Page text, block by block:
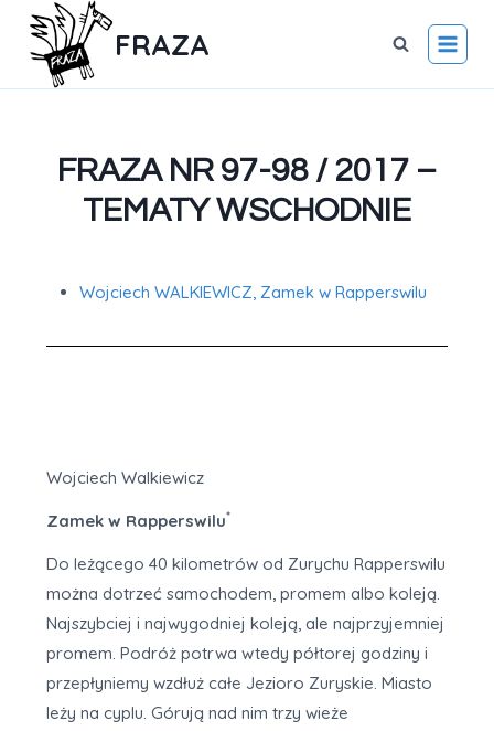
FRAZA
FRAZA NR 97-98 / 2017 –
TEMATY WSCHODNIE
Wojciech WALKIEWICZ, Zamek w Rapperswilu
Wojciech Walkiewicz
Zamek w Rapperswilu*
Do leżącego 40 kilometrów od Zurychu Rapperswilu
można dotrzeć samochodem, promem albo koleją.
Najszybciej i najwygodniej koleją, ale najprzyjemniej
promem. Podróż potrwa wtedy półtorej godziny i
przepłyniemy wzdłuż całe Jezioro Zuryskie. Miasto
leży na cyplu. Górują nad nim trzy wieże